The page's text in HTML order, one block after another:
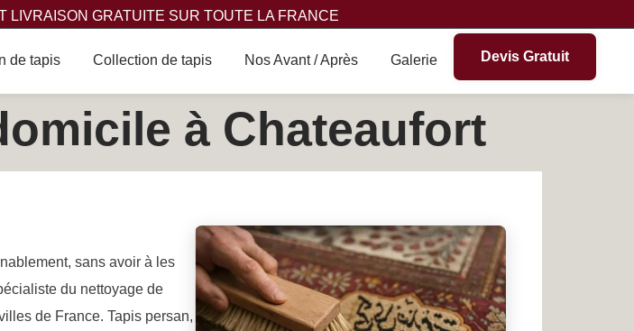
LIVRAISON GRATUITE SUR TOUTE LA FRANCE
de tapis Collection de tapis Nos Avant / Après Galerie Devis Gratuit
à Chateaufort
sans avoir à les
du nettoyage de
de France. Tapis persan,